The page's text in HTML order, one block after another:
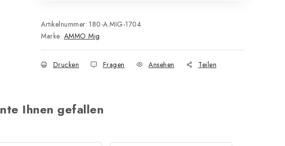
Artikelnummer: 180-A.MIG-1704
Marke: AMMO Mig
Drucken Fragen Ansehen Teilen
Ihnen gefallen